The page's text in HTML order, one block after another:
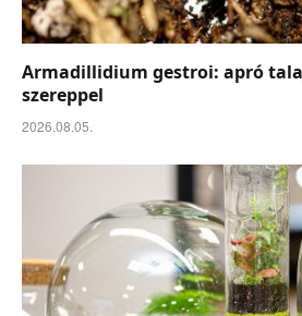
Armadillidium gestroi: apró
szereppel
2026.08.05.